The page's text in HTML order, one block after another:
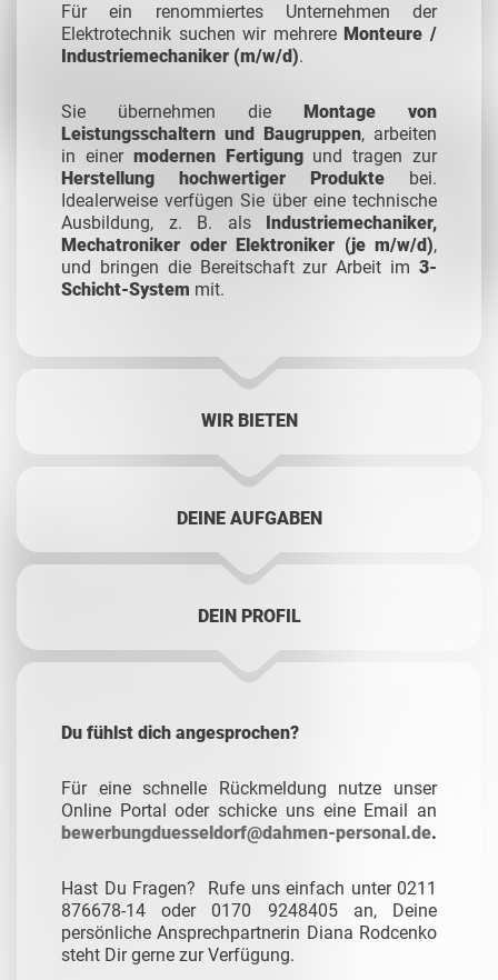
Für ein renommiertes Unternehmen der
Elektrotechnik suchen wir mehrereMonteure /
Industriemechaniker (m/w/d).
Sie übernehmen die Montage von
Leistungsschaltern und Baugruppen, arbeiten
in einer modernen Fertigungund tragen zur
Herstellung hochwertiger Produkte bei.
Idealerweise verfügen Sie über eine technische
Ausbildung, z. B. als Industriemechaniker,
Mechatroniker oder Elektroniker (je m/w/d),
und bringen die Bereitschaft zur Arbeit im 3-
Schicht-System mit.
WIR BIETEN
DEINE AUFGABEN
DEIN PROFIL
Du fühlst dich angesprochen?
Für eine schnelle Rückmeldung nutze unser
Online Portal oder schicke uns eine Email an
bewerbungduesseldorf@dahmen-personal.de.
Hast Du Fragen? Rufe uns einfach unter 0211
876678-14 oder 0170 9248405 an, Deine
persönliche Ansprechpartnerin Diana Rodcenko
steht Dir gerne zur Verfügung.